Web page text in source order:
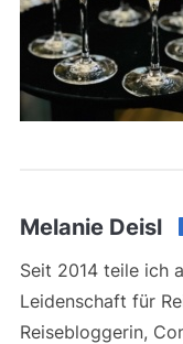
Melanie Deisl
Seit 2014 teile ich
Leidenschaft für
Reisebloggerin,